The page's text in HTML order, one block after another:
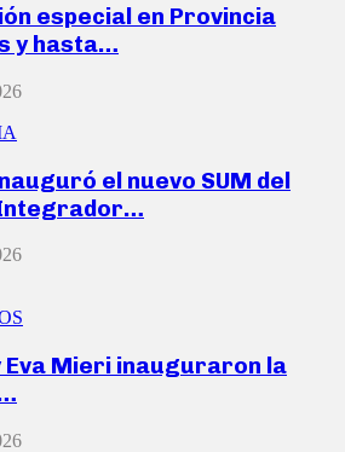
especial en Provincia
y hasta…
el nuevo SUM del
Eva Mieri inauguraron la